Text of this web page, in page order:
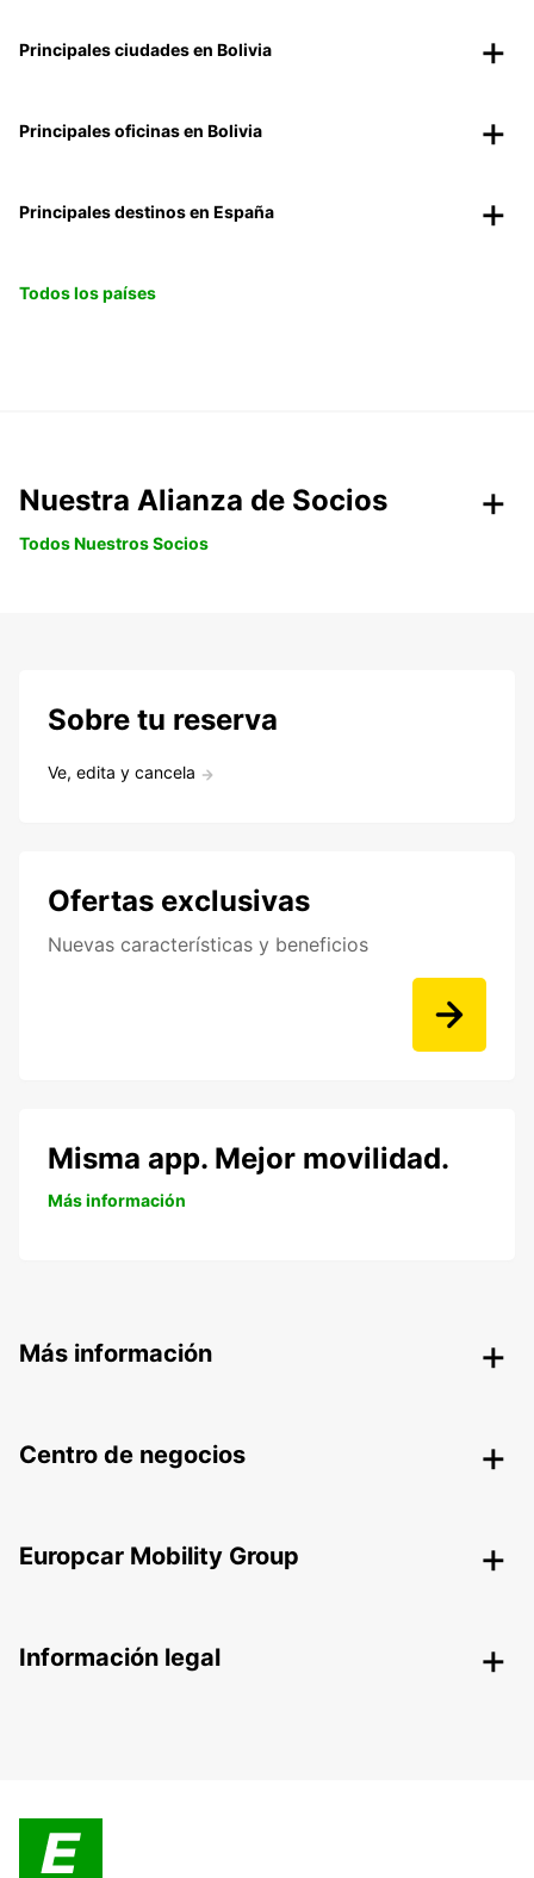
Principales ciudades en Bolivia
Principales oficinas en Bolivia
Principales destinos en España
Todos los países
Nuestra Alianza de Socios
Todos Nuestros Socios
Sobre tu reserva
Ve, edita y cancela
Ofertas exclusivas
Nuevas características y beneficios
Misma app. Mejor movilidad.
Más información
Más información
Centro de negocios
Europcar Mobility Group
Información legal